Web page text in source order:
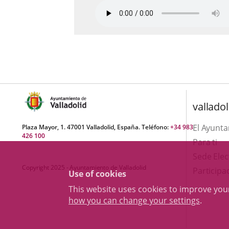
Use of cookies
This website uses cookies to improve
how you can change your settings.
Plaza Mayor, 1. 47001 Valladolid, España. Teléfono:+34 983
426 100
Copyright 2025 - Ayuntamiento de Valladolid
El
Para ti